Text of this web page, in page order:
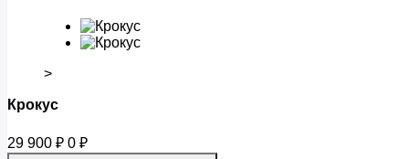
˃
Крокус
29 900 ₽ 0 ₽